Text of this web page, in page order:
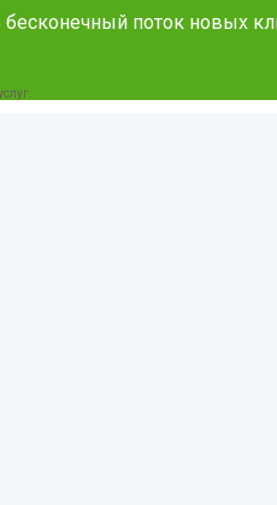
поток новых